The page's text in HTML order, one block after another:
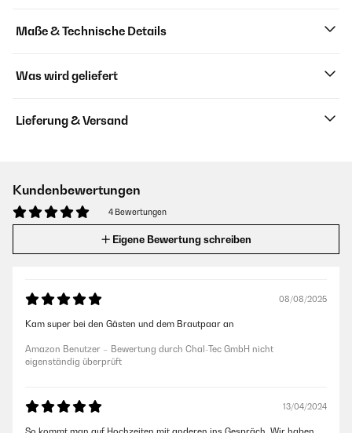
Maße & Technische Details
Was wird geliefert
Lieferung & Versand
Kundenbewertungen
4 Bewertungen
Eigene Bewertung schreiben
08/08/2025
Kam super bei den Gästen und dem Brautpaar an
Amazon Benutzer – Bewertung durch Chal-Tec GmbH nicht
eigenständig überprüft
13/04/2024